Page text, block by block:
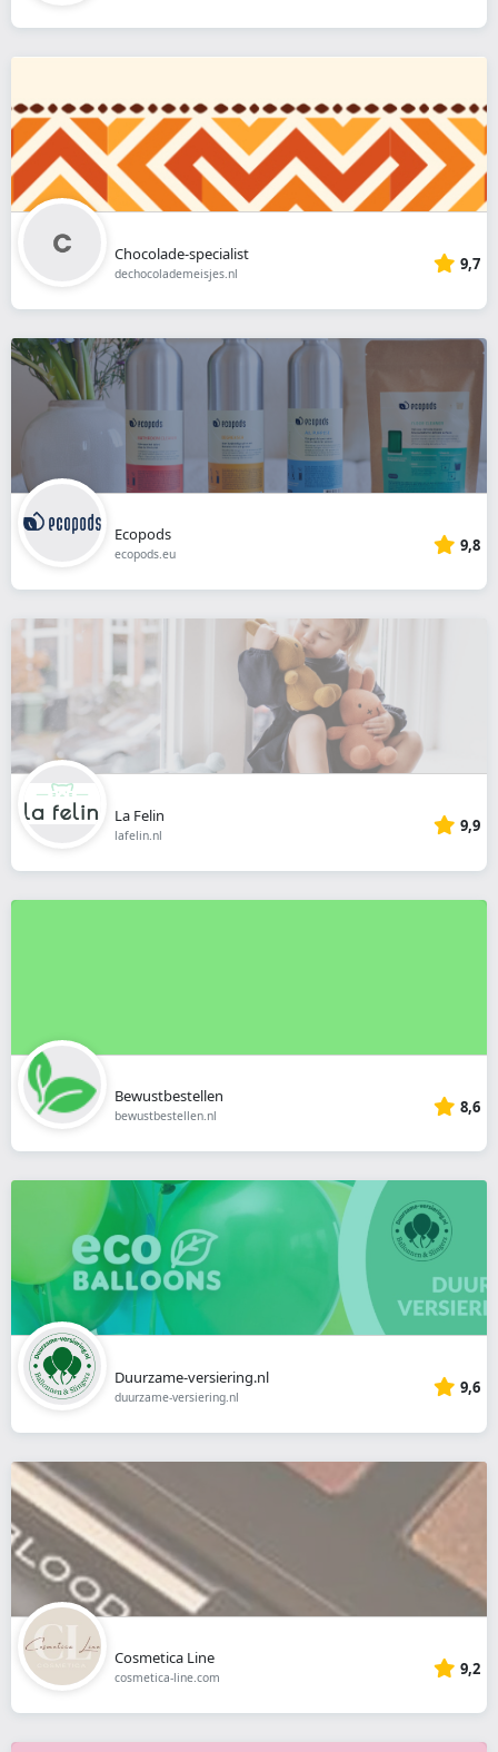
Chocolade-specialist
dechocolademeisjes.nl 9,7
Ecopods
ecopods.eu 9,8
La Felin
lafelin.nl 9,9
Bewustbestellen
bewustbestellen.nl 8,6
Duurzame-versiering.nl
duurzame-versiering.nl 9,6
Cosmetica Line
cosmetica-line.com 9,2